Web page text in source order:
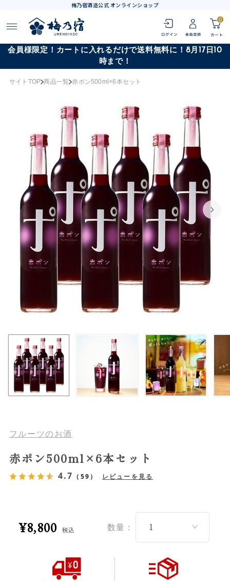
梅乃宿酒造公式 オンラインショップ
0
会員様限定！カートに入れるだけで送料無料に！8月17日10
時まで！
サイトTOP 商品一覧 赤ポン500ml×6本セット
フルーツのお酒
赤ポン500ml×6本セット
4.7 （59） レビューを見る
¥8,800 税込 数量：